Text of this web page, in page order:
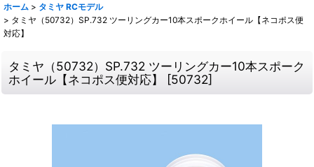
ホーム > タミヤ RCモデル
> タミヤ（50732）SP.732 ツーリングカー10本スポークホイール【ネコポス便
対応】
タミヤ（50732）SP.732 ツーリングカー10本スポーク
ホイール【ネコポス便対応】 [50732]